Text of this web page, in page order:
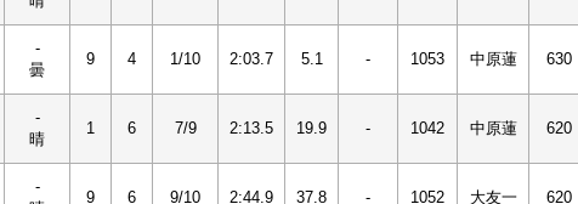
-
曇
9 4 1/10 2:03.7 5.1 - 1053 中原蓮 630
-
晴
1 6 7/9 2:13.5 19.9 - 1042 中原蓮 620
-
9 6 9/10 2:44.9 37.8 - 1052 大友一 620